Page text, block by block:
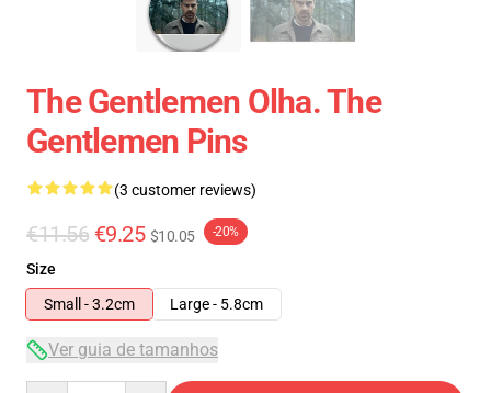
The Gentlemen Olha. The
Gentlemen Pins
(3 customer reviews)
€11.56 €9.25 $10.05 -20%
Size
Small - 3.2cm
Large - 5.8cm
Ver guia de tamanhos